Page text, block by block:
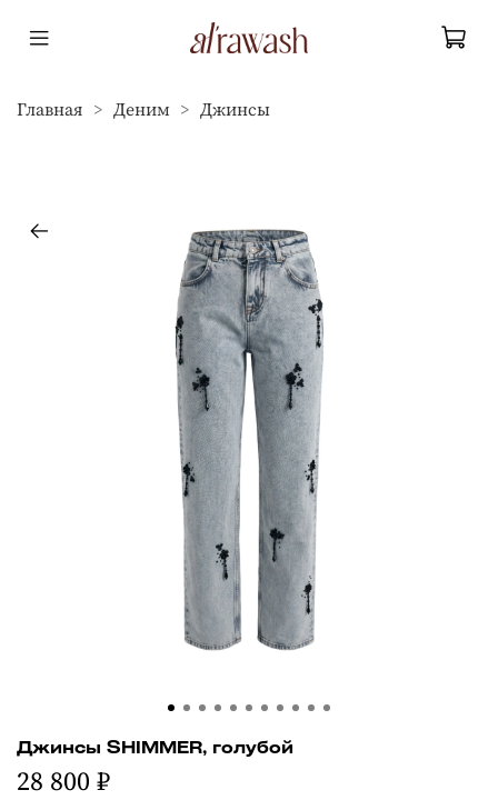
Главная Деним Джинсы
Джинсы SHIMMER, голубой
28 800 ₽